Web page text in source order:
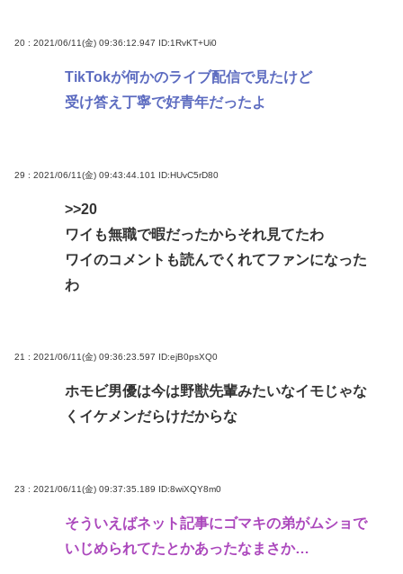
20 : 2021/06/11(金) 09:36:12.947 ID:1RvKT+Ui0
TikTokが何かのライブ配信で見たけど
受け答え丁寧で好青年だったよ
29 : 2021/06/11(金) 09:43:44.101 ID:HUvC5rD80
>>20
ワイも無職で暇だったからそれ見てたわ
ワイのコメントも読んでくれてファンになった
わ
21 : 2021/06/11(金) 09:36:23.597 ID:ejB0psXQ0
ホモビ男優は今は野獣先輩みたいなイモじゃな
くイケメンだらけだからな
23 : 2021/06/11(金) 09:37:35.189 ID:8wiXQY8m0
そういえばネット記事にゴマキの弟がムショで
いじめられてたとかあったなまさか…